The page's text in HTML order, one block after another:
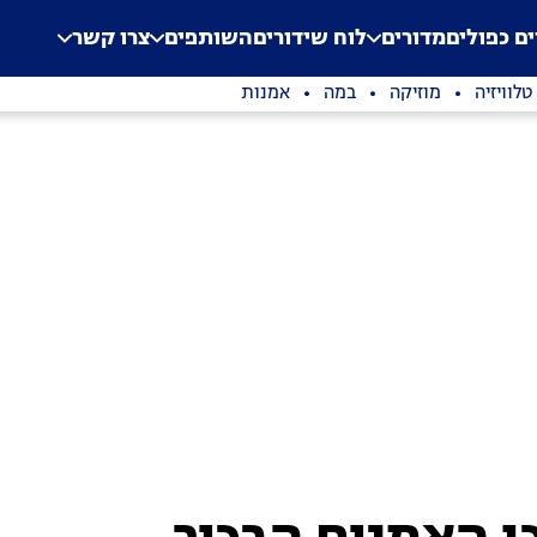
Application error: a
. כפוליםמדורים לוח שידוריםהשותפים צרו קשר
טלוויזיה מוזיקה במה אמנות